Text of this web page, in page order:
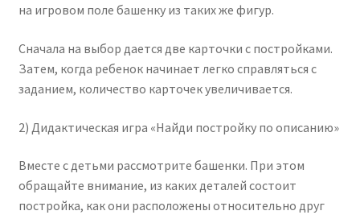
на игровом поле башенку из таких же фигур.
Сначала на выбор дается две карточки с постройками.
Затем, когда ребенок начинает легко справляться с
заданием, количество карточек увеличивается.
2) Дидактическая игра «Найди постройку по описанию»
Вместе с детьми рассмотрите башенки. При этом
обращайте внимание, из каких деталей состоит
постройка, как они расположены относительно друг